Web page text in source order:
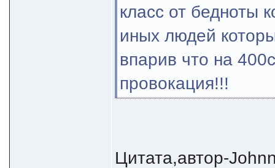
класс от бедноты
иных людей
впарив что на
провокация!!!
Цитата,автор-